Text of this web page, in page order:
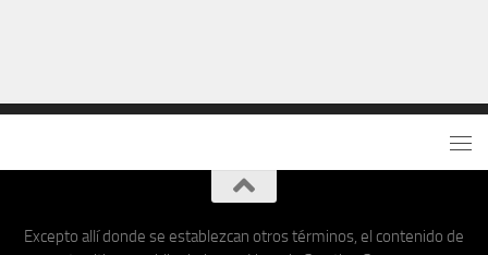
Excepto allí donde se establezcan otros términos, el contenido de